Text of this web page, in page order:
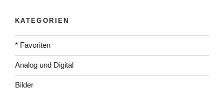
KATEGORIEN
* Favoriten
Analog und Digital
Bilder